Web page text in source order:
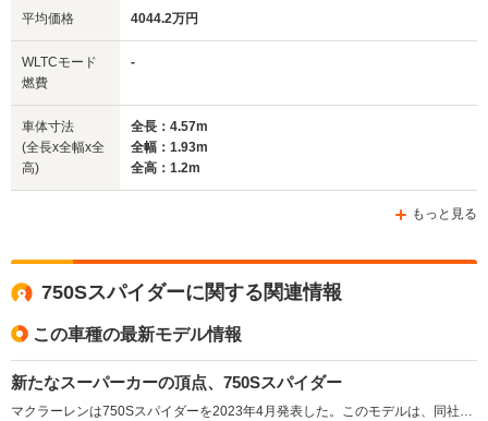
サイズ
(全長x全幅x全高)
WLTCモード
燃費
排気量
-m
-
3994cc
-
3994cc
平均価格 4044.2万円
WLTCモード
燃費
-
車体寸法
(全長x全幅x全
高)
全長：4.57m
全幅：1.93m
全高：1.2m
もっと見る
750Sスパイダーに関する関連情報
この車種の最新モデル情報
新たなスーパーカーの頂点、750Sスパイダー
マクラーレンは750Sスパイダーを2023年4月発表した。このモデルは、同社で最も軽量かつパワフルなシリーズ生産車であり、4.0リッターV8ツインターボエンジンを搭載し、最高出力750psを誇る。パワーウェイトレシオは同セグメントで最高の565ps/tで、競合モデルよりも軽量な乾燥重量1326kgを実現した。750S は約30％のコンポーネントを刷新し、加速性能は0-100km/hを2.8 秒、0-200km/hを7.2秒で達成する。革新的なインテリアデザインでは、ドライバー中心の操作系が強調され、AppleCarPlayや新たなドライバー・ディスプレイが搭載された。750Sスパイダーは、オープンドライビングによる高次元のサウンドスケープを可能とし、軽量化と優れたダイナミクスを兼ね備えている。（2023.4）